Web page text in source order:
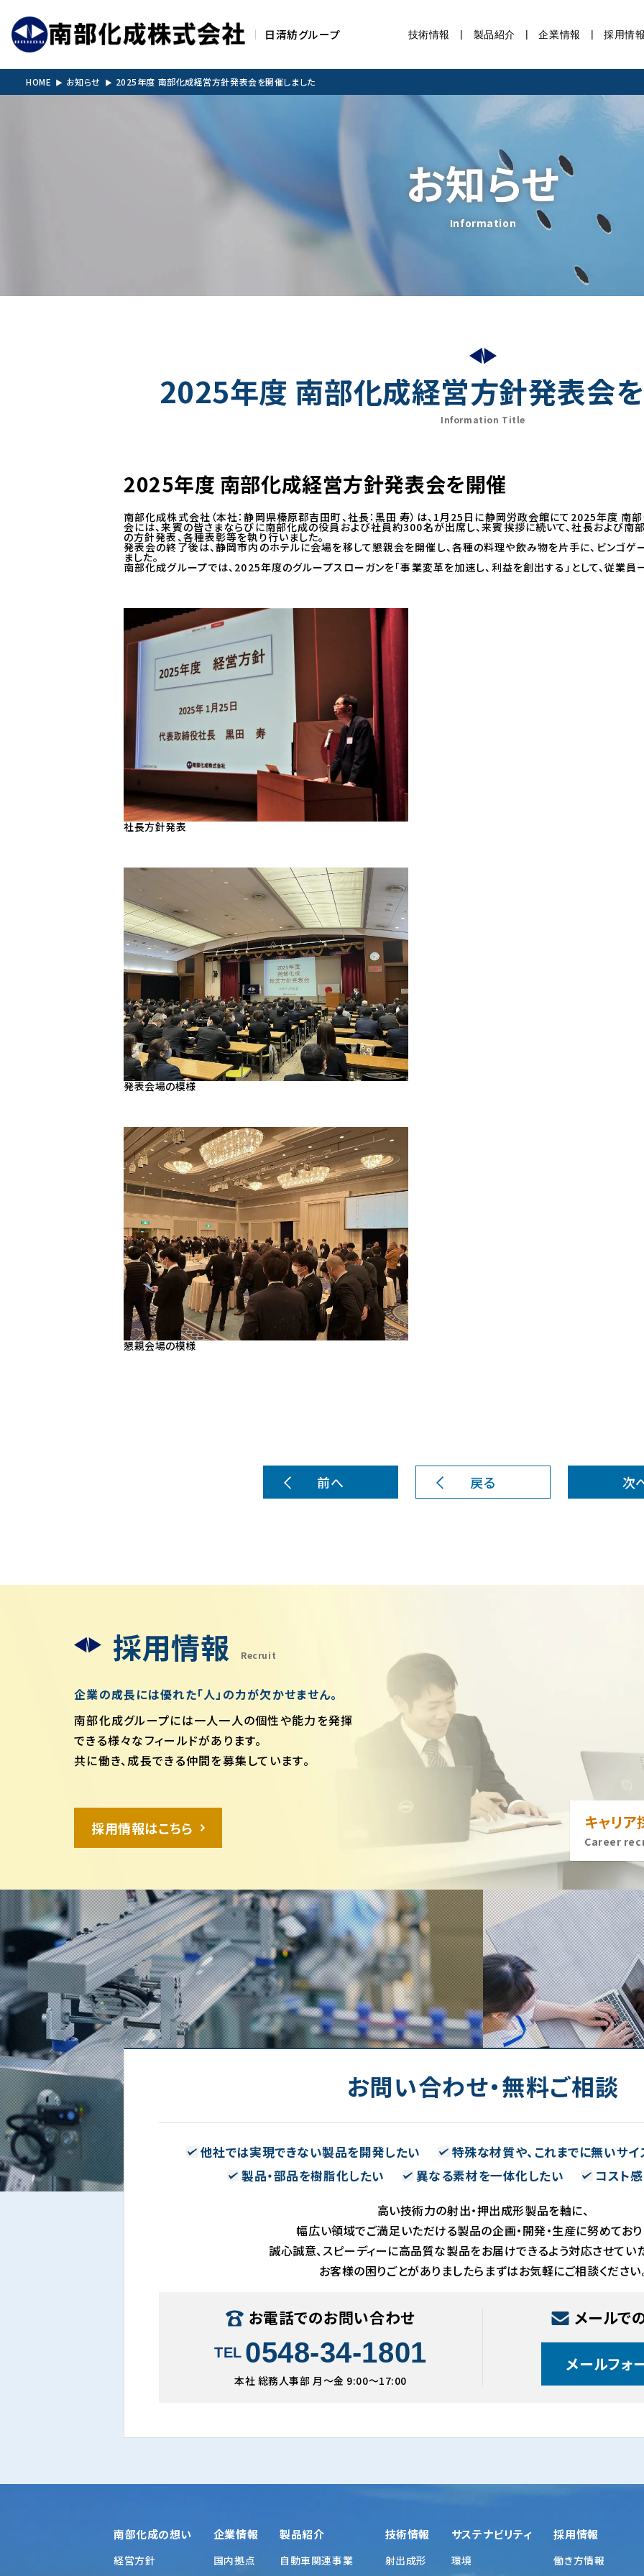
日清紡グループ 技術情報 製品紹介 企業情報 採用情
HOME お知らせ 2025年度 南部化成経営方針発表会を開催しました
お知らせ
Information
2025年度 南部化成経営方針発表会
Information Title
2025年度 南部化成経営方針発表会を開催
南部化成株式会社（本社：静岡県榛原郡吉田町、社長：黒田 寿）は、1月25日に静岡労政会館にて2025年度 南
会には、来賓の皆さまならびに南部化成の役員および社員約300名が出席し、来賓挨拶に続いて、社長および
の方針発表、各種表彰等を執り行いました。
発表会の終了後は、静岡市内のホテルに会場を移して懇親会を開催し、各種の料理や飲み物を片手に、ビンゴ
ました。
南部化成グループでは、2025年度のグループスローガンを「事業変革を加速し、利益を創出する」として、従業
社長方針発表
発表会場の模様
懇親会場の模様
前へ 戻る 次
採用情報 Recruit
企業の成長には優れた「人」の力が欠かせません。
南部化成グループには一人一人の個性や能力を発揮
できる様々なフィールドがあります。
共に働き、成長できる仲間を募集しています。
採用情報はこちら キャリア
Career
お問い合わせ・無料ご相談
他社では実現できない製品を開発したい
特殊な材質や、これまでに無いサ
製品・部品を樹脂化したい
異なる素材を一体化したい コスト
高い技術力の射出・押出成形製品を軸に、
幅広い領域でご満足いただける製品の企画・開発・生産に努めており
誠心誠意、スピーディーに高品質な製品をお届けできるよう対応させてい
お客様の困りごとがありましたらまずはお気軽にご相談ください
お電話でのお問い合わせ
TEL 0548-34-1801
本社 総務人事部 月〜金 9:00〜17:00
メールで
メールフォ
南部化成の想い
経営方針
企業情報
国内拠点
製品紹介
自動車関連事業
技術情報
射出成形
サステナビリティ
環境
採用情報
働き方情報